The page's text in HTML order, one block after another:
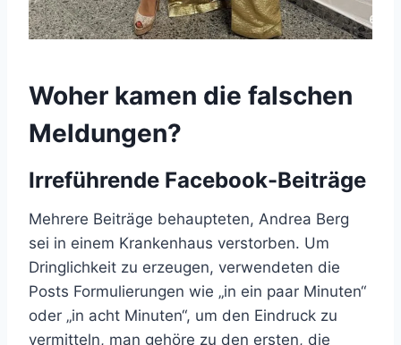
Woher kamen die falschen
Meldungen?
Irreführende Facebook-Beiträge
Mehrere Beiträge behaupteten, Andrea Berg
sei in einem Krankenhaus verstorben. Um
Dringlichkeit zu erzeugen, verwendeten die
Posts Formulierungen wie „in ein paar Minuten“
oder „in acht Minuten“, um den Eindruck zu
vermitteln, man gehöre zu den ersten, die